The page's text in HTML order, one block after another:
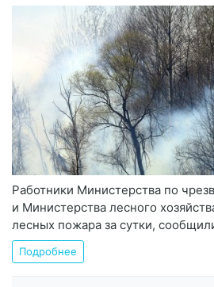
Работники Министерства по
и Министерства лесного
лесных пожара за сутки,
Подробнее